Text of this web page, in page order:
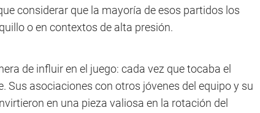
considerar que la mayoría de esos partidos los
o en contextos de alta presión.
de influir en el juego: cada vez que tocaba el
Sus asociaciones con otros jóvenes del equipo y su
en una pieza valiosa en la rotación del